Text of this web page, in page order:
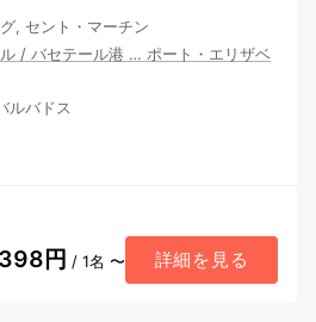
, セント・マーチン
/ バセテール港 … ポート・エリザベ
ルバドス
円 / 1名 〜 詳細を見る